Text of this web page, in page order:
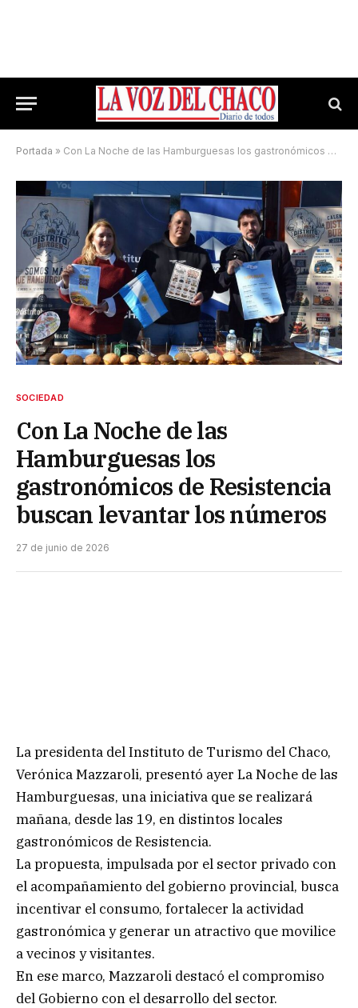
Portada » Con La Noche de las Hamburguesas los gastronómicos de Resistencia buscan levantar los números
SOCIEDAD
Con La Noche de las
Hamburguesas los
gastronómicos de Resistencia
buscan levantar los números
27 de junio de 2026
La presidenta del Instituto de Turismo del Chaco,
Verónica Mazzaroli, presentó ayer La Noche de las
Hamburguesas, una iniciativa que se realizará
mañana, desde las 19, en distintos locales
gastronómicos de Resistencia.
La propuesta, impulsada por el sector privado con
el acompañamiento del gobierno provincial, busca
incentivar el consumo, fortalecer la actividad
gastronómica y generar un atractivo que movilice
a vecinos y visitantes.
En ese marco, Mazzaroli destacó el compromiso
del Gobierno con el desarrollo del sector.